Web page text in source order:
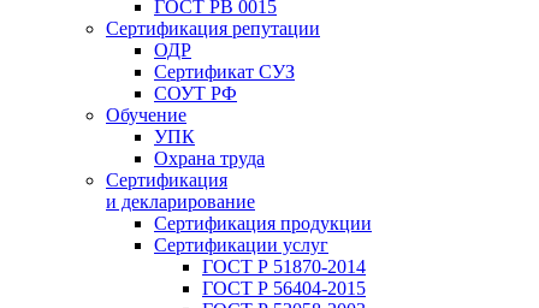
ГОСТ РВ 0015
Сертификация репутации
ОДР
Сертификат СУЗ
СОУТ РФ
Обучение
УПК
Охрана труда
Сертификация
и декларирование
Сертификация продукции
Сертификации услуг
ГОСТ Р 51870-2014
ГОСТ Р 56404-2015